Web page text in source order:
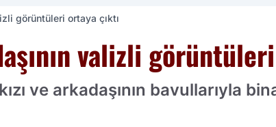
görüntüleri ortaya çıktı
valizli
ve arkadaşının bavullarıyla